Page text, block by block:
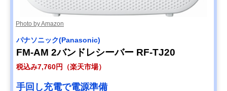
Photo by Amazon
‎パナソニック(Panasonic)
FM-AM 2バンドレシーバー RF-TJ20
税込み7,760円（楽天市場）
手回し充電で電源準備